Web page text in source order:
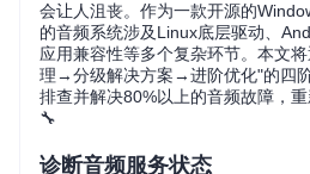
会让人沮丧。作为一款开源的
的音频系统涉及Linux底层驱动、
应用兼容性等多个复杂环节。本文
理→分级解决方案→进阶优化"的四
排查并解决80%以上的音频故障，
🔧
诊断音频服务状态